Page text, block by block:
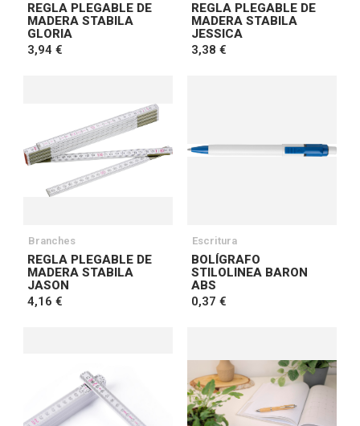
REGLA PLEGABLE DE
MADERA STABILA
GLORIA
3,94 €
REGLA PLEGABLE DE
MADERA STABILA
JESSICA
3,38 €
Branches
REGLA PLEGABLE DE
MADERA STABILA
JASON
4,16 €
Escritura
BOLÍGRAFO
STILOLINEA BARON
ABS
0,37 €